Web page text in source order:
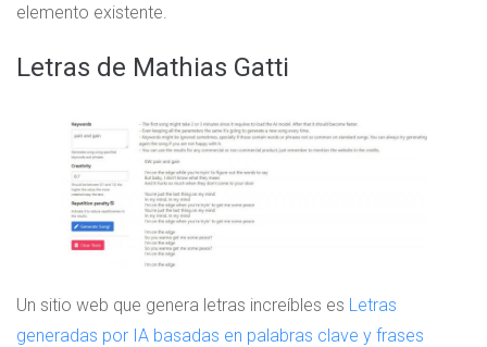
elemento existente.
Letras de Mathias Gatti
Un sitio web que genera letras increíbles es Letras
generadas por IA basadas en palabras clave y frases